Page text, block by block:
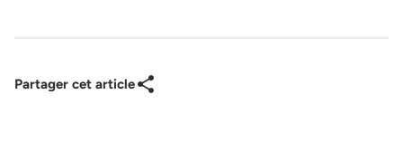
Partager cet article